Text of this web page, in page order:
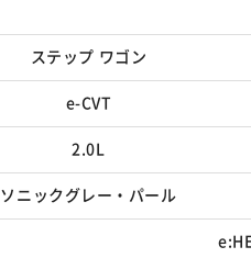
ステップ ワゴン
e-CVT
2.0L
ソニックグレー・パール